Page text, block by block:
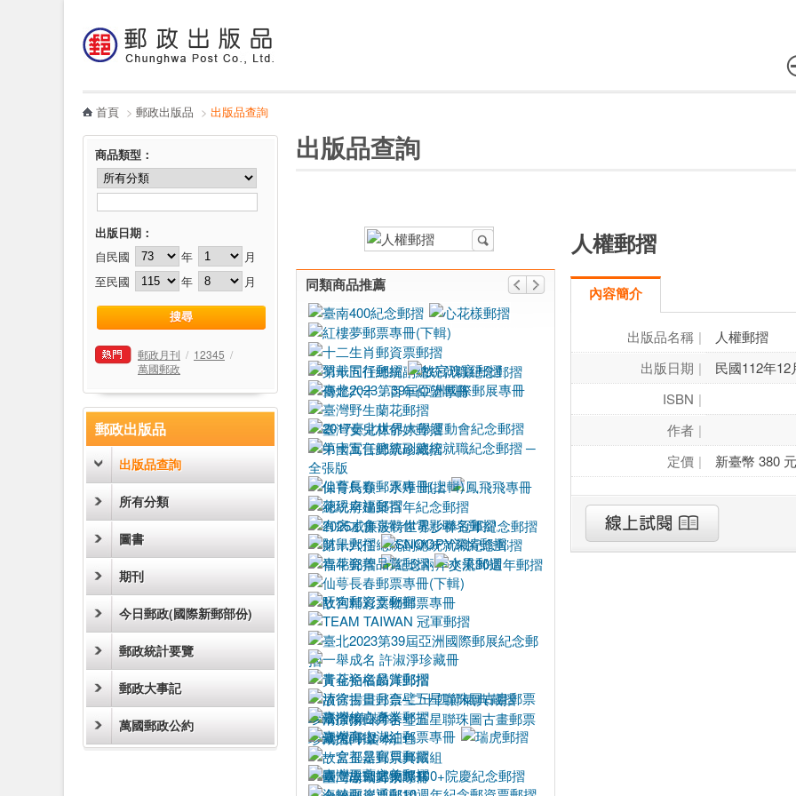
哪裡買
首頁 > 郵政出版品 > 出版品查詢
商品類型 ：
出版日期：
自民國 年
月
至民國
年 月
郵政月刊 / 12345 /
萬國郵政
郵政出版品
出版品查詢
所有分類
圖書
期刊
今日郵政(國際新郵部份)
郵政統計要覽
郵政大事記
萬國郵政公約
出版品查詢
同類商品推薦
人權郵摺
內容簡介
出版品名稱
人權郵摺
出版日期
民國112年12
ISBN
作者
定價
新臺幣 380 元